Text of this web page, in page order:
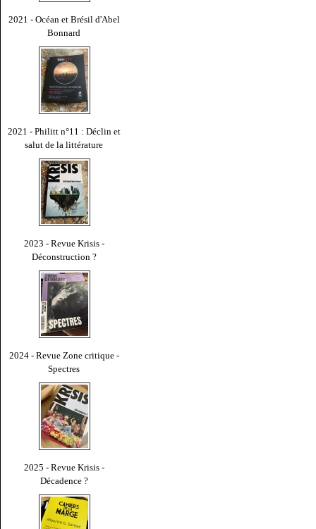
2021 - Océan et Brésil d'Abel
Bonnard
2021 - Philitt n°11 : Déclin et
salut de la littérature
2023 - Revue Krisis -
Déconstruction ?
2024 - Revue Zone critique -
Spectres
2025 - Revue Krisis -
Décadence ?